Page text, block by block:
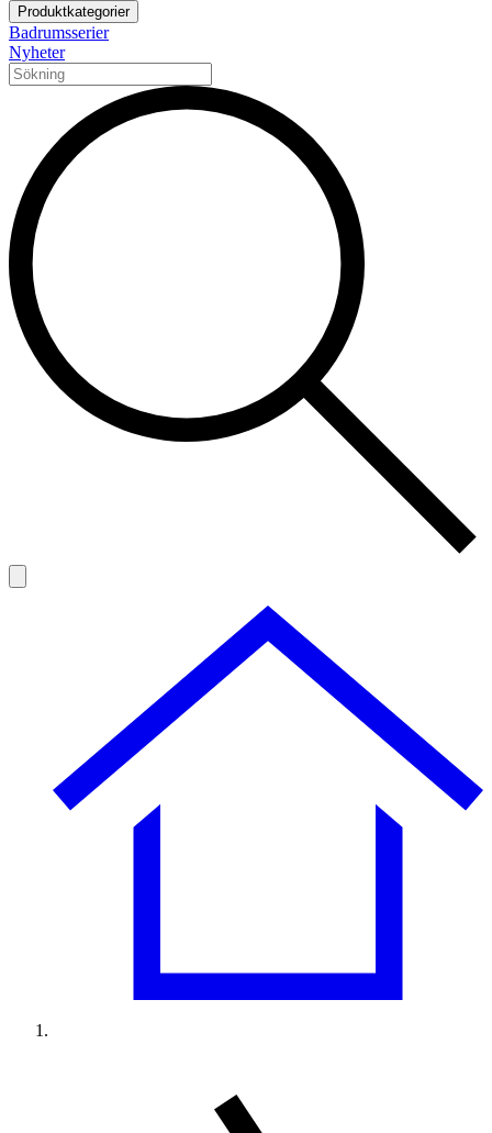
Produktkategorier
Badrumsserier
Nyheter